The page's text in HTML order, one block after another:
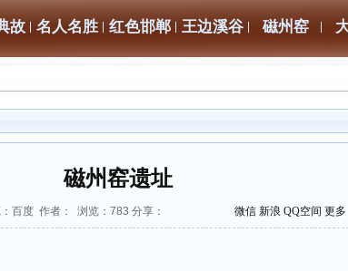
故 名人名胜 红色邯郸 王边溪谷 磁州窑
磁州窑遗址
百度 作者： 浏览： 783 分享： 微信 新浪 QQ空间 更多